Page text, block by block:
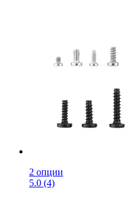
2 опции
5.0 (4)